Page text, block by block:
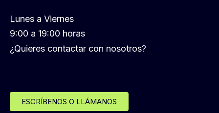
Lunes a Viernes
9:00 a 19:00 horas
¿Quieres contactar con nosotros?
ESCRÍBENOS O LLÁMANOS